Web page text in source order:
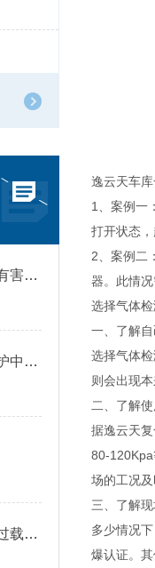
可燃气体检测仪可以检测哪些有害气体呢
有毒气体检测仪在工业安全防护中的重要性
氨气检测报警仪具有防高浓度过载功能和自我保护功能
逸云天车
1、案例一
打开状态
2、案例二
器。此情
选择气体检
一、了解
选择气体
则会出现
二、了解
据逸云天
80-
场的工况
三、了解
多少情况
爆认证。